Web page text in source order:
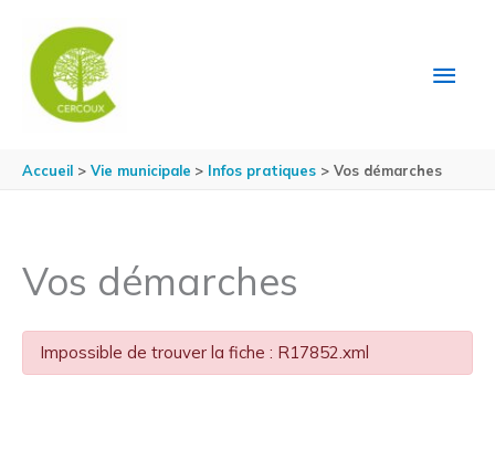
Accueil Vie municipale Infos pratiques Vos démarches
Vos démarches
Impossible de trouver la fiche : R17852.xml